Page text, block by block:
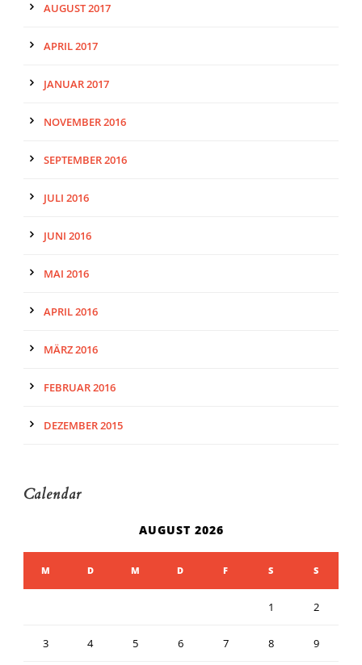
AUGUST 2017
APRIL 2017
JANUAR 2017
NOVEMBER 2016
SEPTEMBER 2016
JULI 2016
JUNI 2016
MAI 2016
APRIL 2016
MÄRZ 2016
FEBRUAR 2016
DEZEMBER 2015
Calendar
AUGUST 2026
M D M D F S S
1 2
3 4 5 6 7 8 9